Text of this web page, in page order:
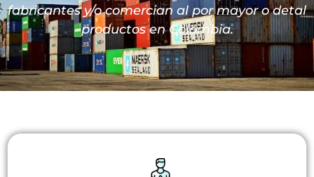
fabricantes y/o comercian al por mayor o detal
productos en Colombia.